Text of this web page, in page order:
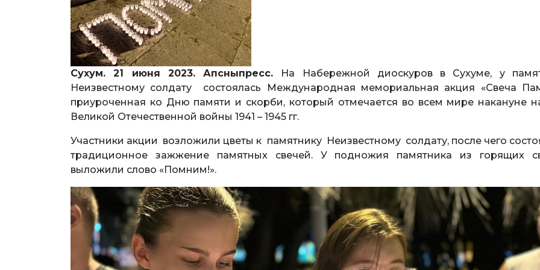
Сухум. 21 июня 2023. Апсныпресс. На Набережной диоскуров в Сухуме, у
Неизвестному солдату состоялась Международная мемориальная акция «Свеча
приуроченная ко Дню памяти и скорби, который отмечается во всем мире накануне
Великой Отечественной войны 1941 – 1945 гг.
Участники акции возложили цветы к памятнику Неизвестному солдату, после чего
традиционное зажжение памятных свечей. У подножия памятника из горящих
выложили слово «Помним!».